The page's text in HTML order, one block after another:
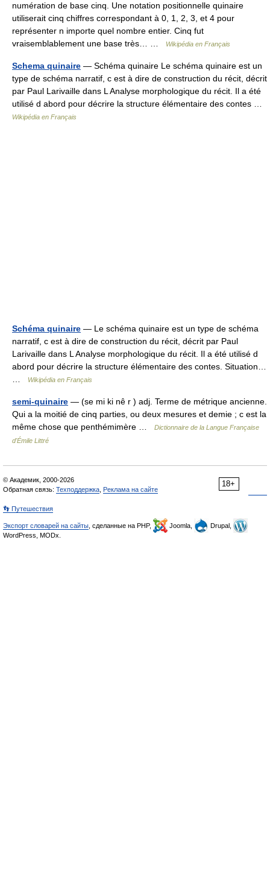
numération de base cinq. Une notation positionnelle quinaire
utiliserait cinq chiffres correspondant à 0, 1, 2, 3, et 4 pour
représenter n importe quel nombre entier. Cinq fut
vraisemblablement une base très… …
Wikipédia en Français
Schema quinaire — Schéma quinaire Le schéma quinaire est un
type de schéma narratif, c est à dire de construction du récit, décrit
par Paul Larivaille dans L Analyse morphologique du récit. Il a été
utilisé d abord pour décrire la structure élémentaire des contes …
Wikipédia en Français
Schéma quinaire — Le schéma quinaire est un type de schéma
narratif, c est à dire de construction du récit, décrit par Paul
Larivaille dans L Analyse morphologique du récit. Il a été utilisé d
abord pour décrire la structure élémentaire des contes. Situation…
Wikipédia en Français
semi-quinaire — (se mi ki nê r ) adj. Terme de métrique ancienne.
Qui a la moitié de cinq parties, ou deux mesures et demie ; c est la
même chose que penthémimère …
Dictionnaire de la Langue Française
d'Émile Littré
18+
© Академик, 2000-2026
Обратная связь: Техподдержка Реклама на сайте
👣 Путешествия
Экспорт словарей на сайты , сделанные на PHP, Joomla,
Drupal,
WordPress, MODx.